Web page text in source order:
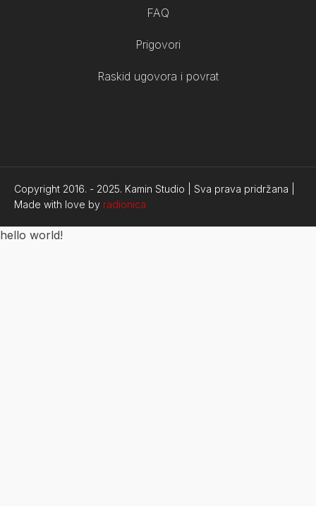
FAQ
Prigovori
Raskid ugovora i povrat
Copyright 2016. - 2025. Kamin Studio | Sva prava pridržana |
Made with love by radionica
hello world!